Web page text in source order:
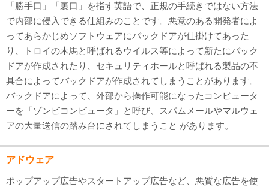
「勝手口」「裏口」を指す英語で、正規の手続きではない方法
で内部に侵入できる仕組みのことです。悪意のある開発者によ
ってあらかじめソフトウェアにバックドアが仕掛けてあった
り、トロイの木馬と呼ばれるウイルス等によって新たにバック
ドアが作成されたり、セキュリティホールと呼ばれる製品の不
具合によってバックドアが作成されてしまうことがあります。
バックドアによって、外部から操作可能になったコンピュータ
ーを「ゾンビコンピュータ」と呼び、スパムメールやマルウェ
アの大量送信の踏み台にされてしまうこと があります。
アドウェア
ポップアップ広告やスタートアップ広告など、悪質な広告を使